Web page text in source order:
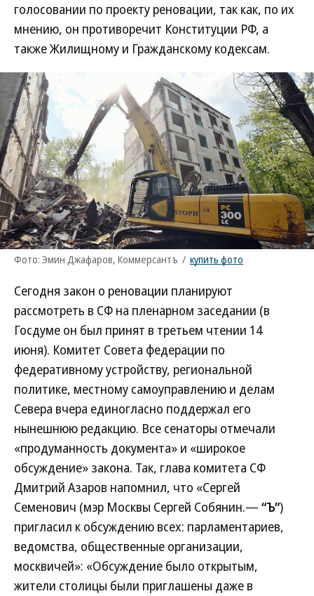
голосовании по проекту реновации, так как, по их
мнению, он противоречит Конституции РФ, а
также Жилищному и Гражданскому кодексам.
Фото: Эмин Джафаров, Коммерсантъ / купить фото
Сегодня закон о реновации планируют
рассмотреть в СФ на пленарном заседании (в
Госдуме он был принят в третьем чтении 14
июня). Комитет Совета федерации по
федеративному устройству, региональной
политике, местному самоуправлению и делам
Севера вчера единогласно поддержал его
нынешнюю редакцию. Все сенаторы отмечали
«продуманность документа» и «широкое
обсуждение» закона. Так, глава комитета СФ
Дмитрий Азаров напомнил, что «Сергей
Семенович (мэр Москвы Сергей Собянин.— “Ъ”)
пригласил к обсуждению всех: парламентариев,
ведомства, общественные организации,
москвичей»: «Обсуждение было открытым,
жители столицы были приглашены даже в